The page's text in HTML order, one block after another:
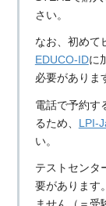
さい。
なお、初めて
EDUCO-IDに
必要がありま
電話で予約す
るため、 LPI-
い。
テストセンタ
要があります。